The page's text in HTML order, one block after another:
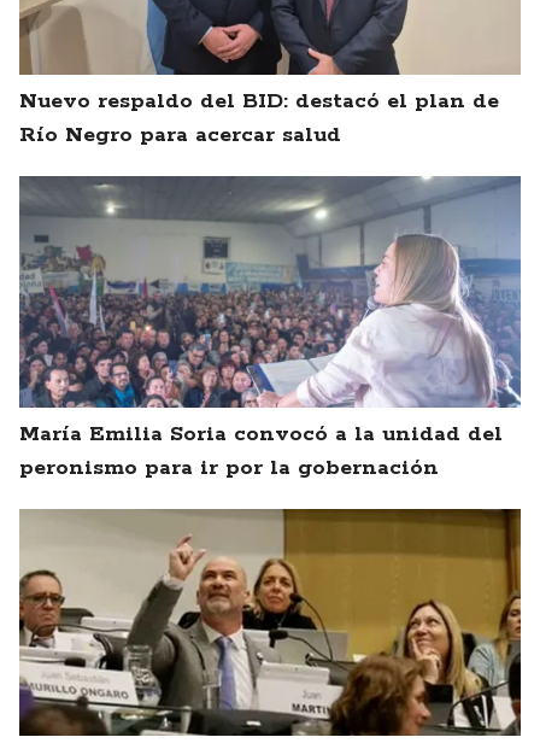
Nuevo respaldo del BID: destacó el plan de
Río Negro para acercar salud
María Emilia Soria convocó a la unidad del
peronismo para ir por la gobernación